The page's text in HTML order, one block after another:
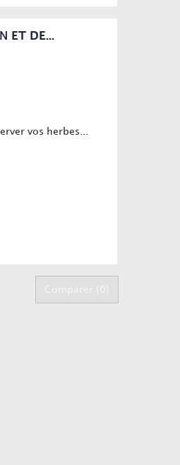
ET DE...
vos herbes...